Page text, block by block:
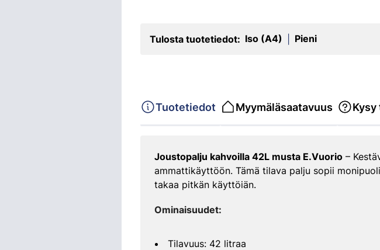
Tulosta tuotetiedot: Iso (A4) Pieni
Tuotetiedot Myymäläsaatavuus
Joustopalju kahvoilla 42L musta E.Vuorio–
ammattikäyttöön. Tämä tilava palju sopii
takaa pitkän käyttöiän.
Ominaisuudet:
Tilavuus: 42 litraa